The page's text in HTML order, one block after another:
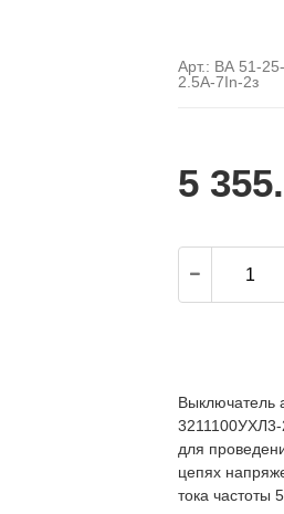
компании за
по
дней (а там без
была). Мы
объекта в срок. А
Поставка опор
качественную
Всё прошло
за
вежливое
Арт.: ВА 51-
2.5А-7In-2з
5
Выключатель
для
цепях
тока частоты